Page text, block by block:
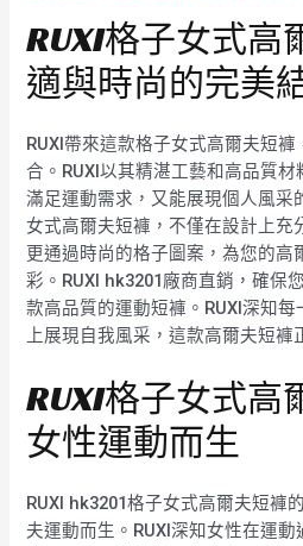
RUXI格子女式高
適與時尚的完美
RUXI帶來這款格子女式高爾夫短
合。RUXI以其精湛工藝和高品質
滿足運動需求，又能展現個人風采
女式高爾夫短褲，不僅在設計上充
更通過時尚的格子圖案，為您的高
彩。RUXI hk3201廠商直銷，確保
款高品質的運動短褲。RUXI深知
上展現自我風采，這款高爾夫短褲
RUXI格子女式高
女性運動而生
RUXI hk3201格子女式高爾夫短褲
夫運動而生。RUXI深知女性在運